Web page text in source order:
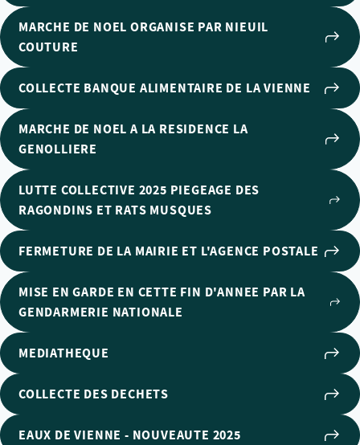
MARCHE DE NOEL ORGANISE PAR NIEUIL
COUTURE
COLLECTE BANQUE ALIMENTAIRE DE LA VIENNE
MARCHE DE NOEL A LA RESIDENCE LA
GENOLLIERE
LUTTE COLLECTIVE 2025 PIEGEAGE DES
RAGONDINS ET RATS MUSQUES
FERMETURE DE LA MAIRIE ET L'AGENCE POSTALE
MISE EN GARDE EN CETTE FIN D'ANNEE PAR LA
GENDARMERIE NATIONALE
MEDIATHEQUE
COLLECTE DES DECHETS
EAUX DE VIENNE - NOUVEAUTE 2025